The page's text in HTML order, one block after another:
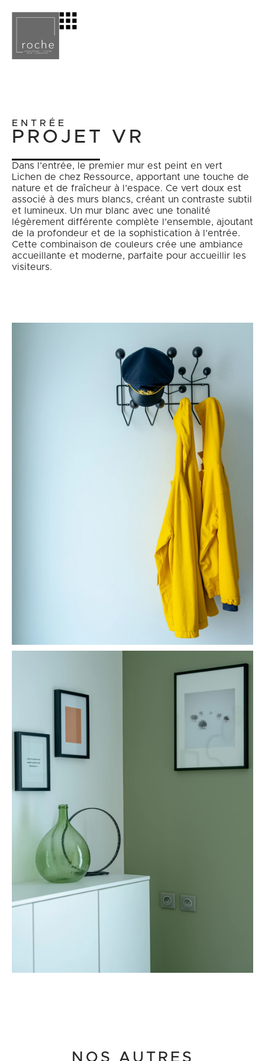
ENTRÉE
PROJET VR
Dans l’entrée, le premier mur est peint en vert
Lichen de chez Ressource, apportant une touche de
nature et de fraîcheur à l’espace. Ce vert doux est
associé à des murs blancs, créant un contraste subtil
et lumineux. Un mur blanc avec une tonalité
légèrement différente complète l’ensemble, ajoutant
de la profondeur et de la sophistication à l’entrée.
Cette combinaison de couleurs crée une ambiance
accueillante et moderne, parfaite pour accueillir les
visiteurs.
NOS AUTRES